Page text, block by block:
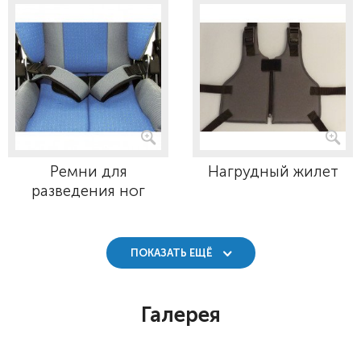
Ремни для
разведения ног
Нагрудный жилет
ПОКАЗАТЬ ЕЩЁ
Галерея